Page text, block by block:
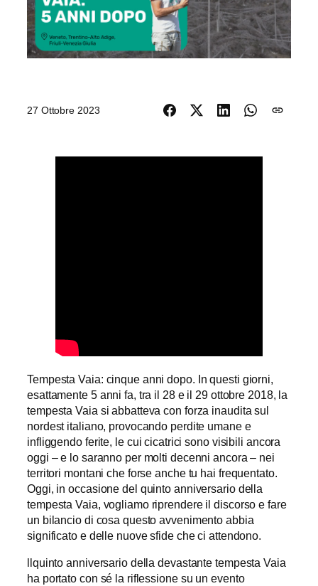
27 Ottobre 2023
Tempesta Vaia: cinque anni dopo. In questi giorni,
esattamente 5 anni fa, tra il 28 e il 29 ottobre 2018, la
tempesta Vaia si abbatteva con forza inaudita sul
nordest italiano, provocando perdite umane e
infliggendo ferite, le cui cicatrici sono visibili ancora
oggi – e lo saranno per molti decenni ancora – nei
territori montani che forse anche tu hai frequentato.
Oggi, in occasione del quinto anniversario della
tempesta Vaia, vogliamo riprendere il discorso e fare
un bilancio di cosa questo avvenimento abbia
significato e delle nuove sfide che ci attendono.
llquinto anniversario della devastante tempesta Vaia
ha portato con sé la riflessione su un evento